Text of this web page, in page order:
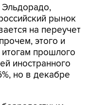
Эльдорадо,
рынок
на переучет
этого и
прошлого
иностранного
но в декабре